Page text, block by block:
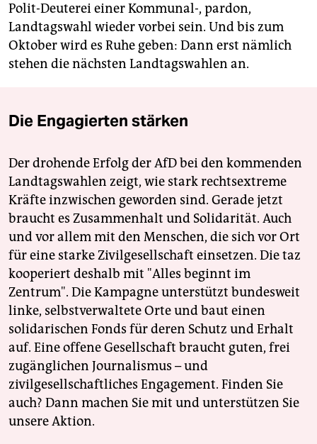
Polit-Deuterei einer Kommunal-, pardon,
Landtagswahl wieder vorbei sein. Und bis zum
Oktober wird es Ruhe geben: Dann erst nämlich
stehen die nächsten Landtagswahlen an.
Die Engagierten stärken
Der drohende Erfolg der AfD bei den kommenden
Landtagswahlen zeigt, wie stark rechtsextreme
Kräfte inzwischen geworden sind. Gerade jetzt
braucht es Zusammenhalt und Solidarität. Auch
und vor allem mit den Menschen, die sich vor Ort
für eine starke Zivilgesellschaft einsetzen. Die taz
kooperiert deshalb mit "Alles beginnt im
Zentrum". Die Kampagne unterstützt bundesweit
linke, selbstverwaltete Orte und baut einen
solidarischen Fonds für deren Schutz und Erhalt
auf. Eine offene Gesellschaft braucht guten, frei
zugänglichen Journalismus – und
zivilgesellschaftliches Engagement. Finden Sie
auch? Dann machen Sie mit und unterstützen Sie
unsere Aktion.